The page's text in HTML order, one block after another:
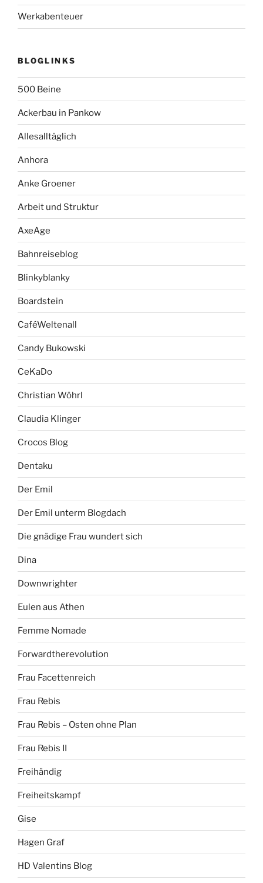
Werkabenteuer
BLOGLINKS
500 Beine
Ackerbau in Pankow
Allesalltäglich
Anhora
Anke Groener
Arbeit und Struktur
AxeAge
Bahnreiseblog
Blinkyblanky
Boardstein
CaféWeltenall
Candy Bukowski
CeKaDo
Christian Wöhrl
Claudia Klinger
Crocos Blog
Dentaku
Der Emil
Der Emil unterm Blogdach
Die gnädige Frau wundert sich
Dina
Downwrighter
Eulen aus Athen
Femme Nomade
Forwardtherevolution
Frau Facettenreich
Frau Rebis
Frau Rebis – Osten ohne Plan
Frau Rebis II
Freihändig
Freiheitskampf
Gise
Hagen Graf
HD Valentins Blog